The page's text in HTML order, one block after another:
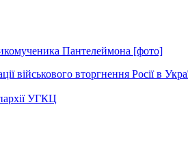
Пантелеймона [фото]
військового вторгнення Росії в
УГКЦ